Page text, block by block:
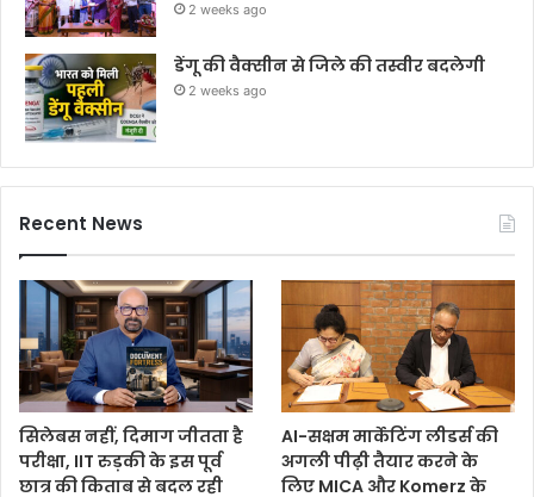
2 weeks ago
डेंगू की वैक्सीन से जिले की तस्वीर बदलेगी
2 weeks ago
Recent News
सिलेबस नहीं, दिमाग जीतता है
परीक्षा, IIT रुड़की के इस पूर्व
छात्र की किताब से बदल रही
AI-सक्षम मार्केटिंग लीडर्स की
अगली पीढ़ी तैयार करने के
लिए MICA और Komerz के